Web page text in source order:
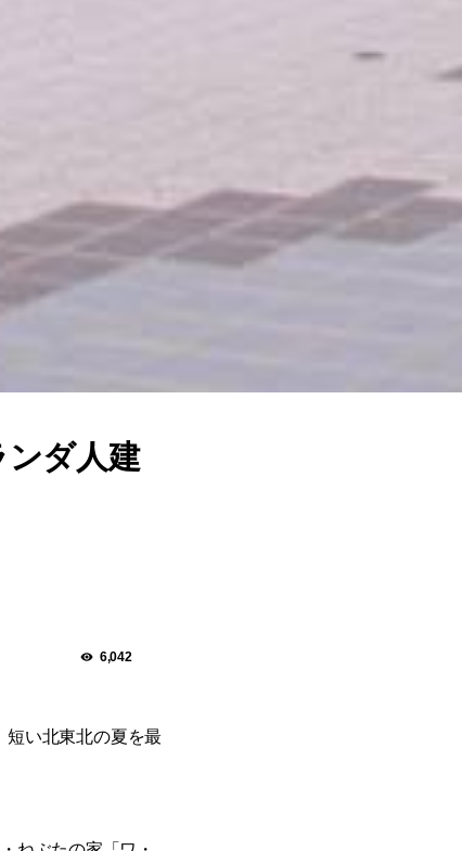
ダ人建
6,042
短い北東北の夏を最